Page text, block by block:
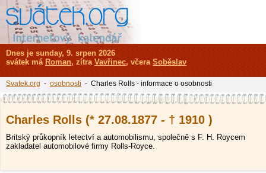
Charles Rolls (* 27.08.1877 - † 1910 )
Britský průkopník letectví a automobilismu, společně s F. H. Roycem
zakladatel automobilové firmy Rolls-Royce.
Dnes je sunday, 9. srpen 2026
svátek má Roman, zítra Vavřinec, včera Soběslav
Svatek.org - osobnosti - Charles Rolls - informace o osobnosti